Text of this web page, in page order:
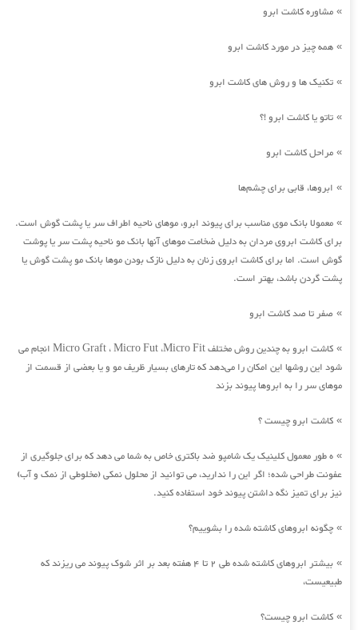
» مشاوره کاشت ابرو
» همه چیز در مورد کاشت ابرو
» تکنیک ها و روش های کاشت ابرو
» تاتو یا کاشت ابرو !؟
» مراحل کاشت ابرو
» ابروها، قابی برای چشم‌ها
» معمولا بانک موی مناسب برای پیوند ابرو، موهای ناحیه اطراف سر یا پشت گوش است.
برای کاشت ابروی مردان به دلیل ضخامت موهای آنها بانک مو ناحیه پشت سر یا پوشت
گوش است. اما برای کاشت ابروی زنان به دلیل نازک بودن موها بانک مو پشت گوش یا
پشت گردن باشد، بهتر است.
» صفر تا صد کاشت ابرو
»
کاشت ابرو به چندین روش مختلف Micro Graft ، Micro Fut ،Micro Fit انجام می
شود این روشها این امکان را می‌دهد که تارهای بسیار ظریف مو و یا بعضی از قسمت از
موهای سر را به ابروها پیوند بزند
» کاشت ابرو چیست ؟
» ه طور معمول کلینیک یک شامپو ضد باکتری خاص به شما می دهد که برای جلوگیری از
عفونت طراحی شده؛ اگر این را ندارید، می توانید از محلول نمکی (مخلوطی از نمک و آب)
نیز برای تمیز نگه داشتن پیوند خود استفاده کنید.
» چگونه ابروهای کاشته شده را بشوییم؟
»
بیشتر ابروهای کاشته شده طی 2 تا 4 هفته بعد بر اثر شوک پیوند می ریزند که
طبیعیست،
» کاشت ابرو چیست؟